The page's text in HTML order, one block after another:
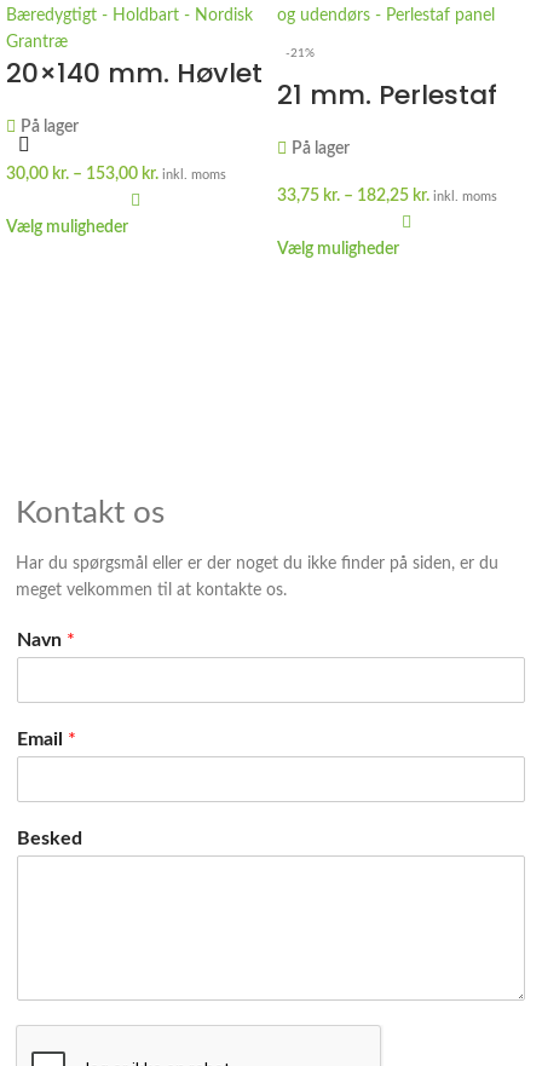
20×140 mm. Høvlet
bræt i ubehandlet
Svensk Gran
På lager
30,00 kr. – 153,00 kr. inkl. moms
Vælg muligheder
-21%
21 mm. Perlestaf
Profilbræt Bred i
ubehandlet
Svensk Gran
På lager
33,75 kr. – 182,25 kr. inkl. moms
Vælg muligheder
Kontakt os
Har du spørgsmål eller er der noget du ikke finder på siden, er du
meget velkommen til at kontakte os.
Navn *
Email *
Besked